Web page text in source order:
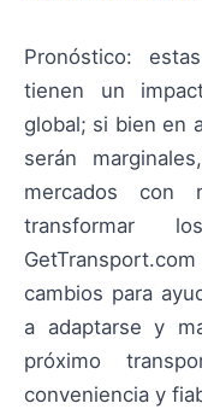
Pronóstico:
tienen un
global; si bien en
serán
mercados con
transformar
cambios para
a adaptarse y
próximo
conveniencia y